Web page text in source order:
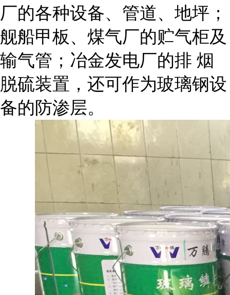
厂的各种设备、管道、地坪；
舰船甲板、煤气厂的贮气柜及
输气管；冶金发电厂的排 烟
脱硫装置，还可作为玻璃钢设
备的防渗层。